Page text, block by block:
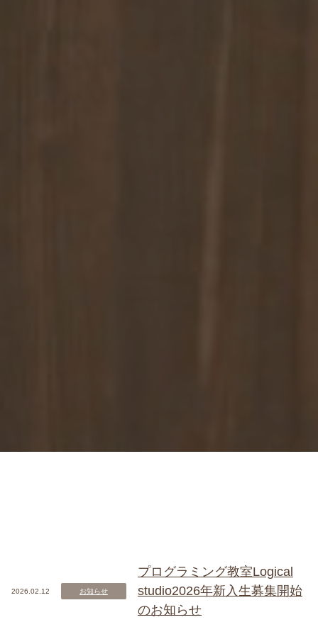
2026.02.12 お知らせ
プログラミング教室Logical
studio2026年新入生募集開始
のお知らせ